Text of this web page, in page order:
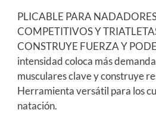
PLICABLE PARA
COMPETITIVOS Y
CONSTRUYE FUERZA Y
intensidad coloca más
musculares clave y construye
Herramienta versátil para los
natación.